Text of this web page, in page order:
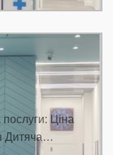
послуги: Ціна
Дитяча…